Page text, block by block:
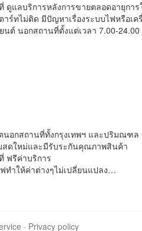
ดูแลบริการหลังการขายตลอดอายุการ
ร์ทไม่ติด มีปัญหาเรื่องระบบไฟหรือเ
ต์ นอกสถานที่ตั้งแต่เวลา 7.00-24.00
นอกสถานที่ทั้งกรุงเทพฯ และปริมณฑ
สดใหม่และมีรับระกันคุณภาพสินค้า
ฟรีค่าบริการ
ทำให้ค่าต่างๆไม่เปลี่ยนแปลง…
· Privacy policy